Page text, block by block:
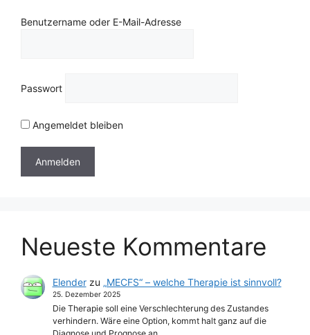
Benutzername oder E-Mail-Adresse
Passwort
Angemeldet bleiben
Neueste Kommentare
Elenderzu „MECFS“ – welche Therapie ist sinnvoll?
25. Dezember 2025
Die Therapie soll eine Verschlechterung des Zustandes
verhindern. Wäre eine Option, kommt halt ganz auf die